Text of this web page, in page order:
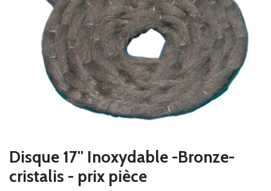
Disque 17'' Inoxydable -Bronze-
cristalis - prix pièce